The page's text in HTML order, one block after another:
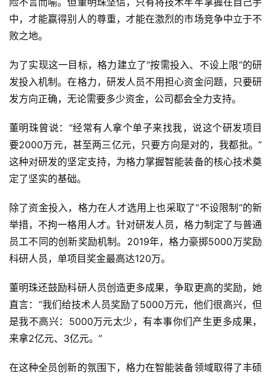
中，才能赢得别人的尊重，才能在激烈的市场竞争中立于不
败之地。
为了实现这一目标，格力建立了“按需投入、不设上限”的研
发投入机制。在格力，研发人员不用担心资金问题，只要研
发方向正确，无论需要多少资金，公司都会全力支持。
董明珠曾说：“经常有人拿个单子来找我，说这个研发项目
要2000万元，甚至两三亿元，只要方向是对的，我都批。”
这种对研发的坚定支持，为格力掌握智能装备的核心技术奠
定了坚实的基础。
除了资金投入，格力在人才选用上也采取了“不设限制”的新
举措，不拘一格用人才。针对研发人员，格力制定了与普通
员工不同的创新奖励机制。2019年，格力豪掷5000万奖励
科研人员，单项目奖金最高达120万。
董明珠还鼓励科研人员创造更多成果，争取更高的奖励，她
直言：“我们给技术人员奖励了5000万元，他们很高兴，但
是我不高兴：5000万元太少，有本事你们产生更多成果，
来拿2亿元、3亿元。”
在这种全员创新的氛围下，格力在智能装备领域取得了丰硕